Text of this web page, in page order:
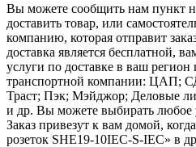
Вы можете сообщить нам пункт
доставить товар, или
компанию, которая отправит
доставка является бесплатной,
услуги по доставке в ваш
транспортной компании: ЦАП;
Траст; Пэк; Мэйджор; Деловые
и др. Вы можете выбирать любое
Заказ привезут к вам домой,
розеток SHE19-10IEC-S-IEC» в